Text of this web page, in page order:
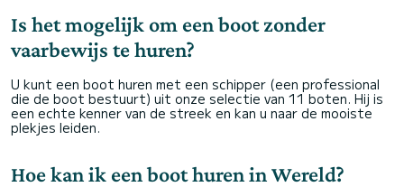
Is het mogelijk om een boot zonder
vaarbewijs te huren?
U kunt een boot huren met een schipper (een professional
die de boot bestuurt) uit onze selectie van 11 boten. Hij is
een echte kenner van de streek en kan u naar de mooiste
plekjes leiden.
Hoe kan ik een boot huren in Wereld?